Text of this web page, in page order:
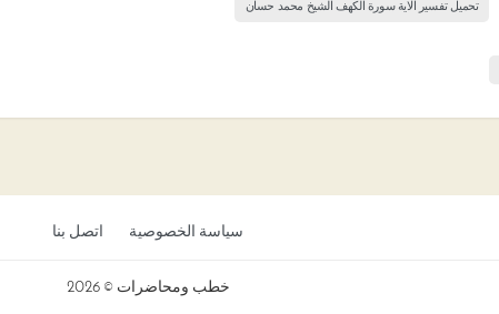
تحميل تفسير الاية سورة الكهف الشيخ محمد حسان
سياسة الخصوصية اتصل بنا
خطب ومحاضرات © 2026